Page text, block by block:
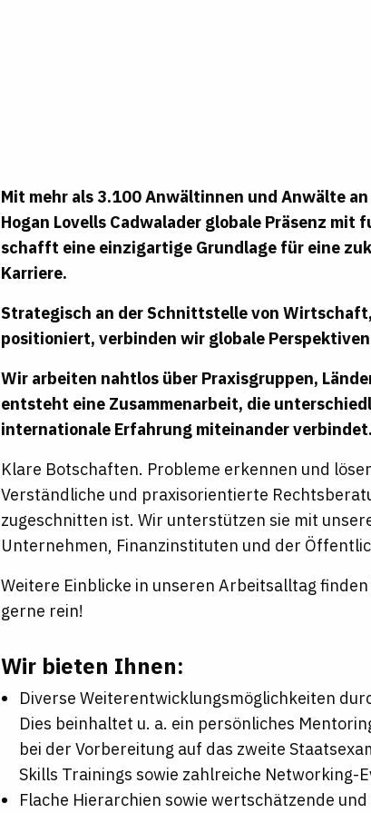
Mit mehr als 3.100 Anwältinnen und Anwälte
Hogan Lovells Cadwalader globale Präsenz
schafft eine einzigartige Grundlage für eine
Karriere.
Strategisch an der Schnittstelle von
positioniert, verbinden wir globale
Wir arbeiten nahtlos über Praxisgruppen,
entsteht eine Zusammenarbeit, die
internationale Erfahrung miteinander verbindet.
Klare Botschaften. Probleme erkennen und
Verständliche und praxisorientierte
zugeschnitten ist. Wir unterstützen sie mit
Unternehmen, Finanzinstituten und der
Weitere Einblicke in unseren Arbeitsalltag finden
gerne rein!
Wir bieten Ihnen:
Diverse Weiterentwicklungsmöglichkeiten
Dies beinhaltet u. a. ein persönliches
bei der Vorbereitung auf das zweite
Skills Trainings sowie zahlreiche Networking-
Flache Hierarchien sowie wertschätzende